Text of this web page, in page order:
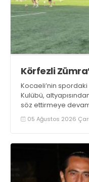
Körfezli
Kocaeli’nin
Kulübü,
söz ettirmeye
05 Ağustos 2026